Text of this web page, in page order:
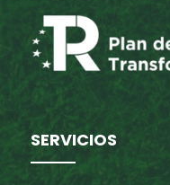
SERVICIOS